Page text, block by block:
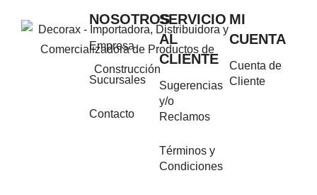
NOSOTROS
Empresa
Sucursales
Contacto
SERVICIO
AL
CLIENTE
Sugerencias
y/o
Reclamos
Términos y
Condiciones
MI
CUENTA
Cuenta de
Cliente